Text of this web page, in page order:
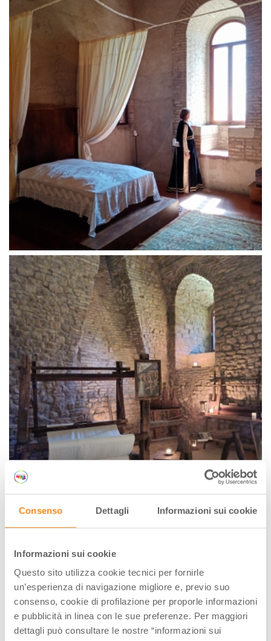
Consenso Dettagli Informazioni sui cookie
Informazioni sui cookie
Questo sito utilizza cookie tecnici per fornirle
un’esperienza di navigazione migliore e, previo suo
consenso, cookie di profilazione per proporle informazioni
e pubblicità in linea con le sue preferenze. Per maggiori
dettagli può consultare le nostre “informazioni sui
DOVE